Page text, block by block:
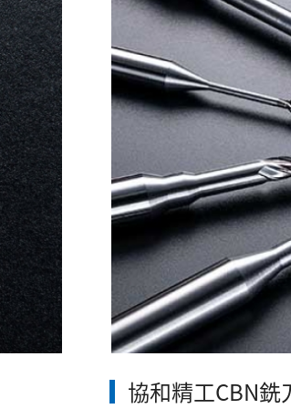
協和精工CBN銑